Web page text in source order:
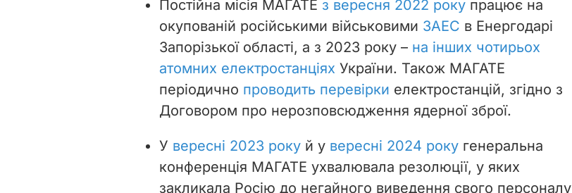
Постійна місія МАГАТЕ з вересня 2022 року працює на
окупованій російськими військовими ЗАЕС в Енергодарі
Запорізької області, а з 2023 року – на інших чотирьох
атомних електростанціях України. Також МАГАТЕ
періодично проводить перевірки електростанцій, згідно з
Договором про нерозповсюдження ядерної зброї.
У вересні 2023 року й у вересні 2024 року генеральна
конференція МАГАТЕ ухвалювала резолюції, у яких
закликала Росію до негайного виведення свого персоналу